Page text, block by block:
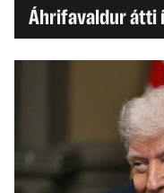
Áhrifavaldur átti